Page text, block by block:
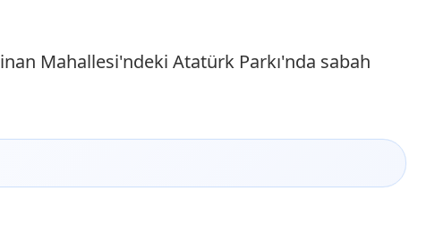
Mahallesi'ndeki Atatürk Parkı'nda sabah